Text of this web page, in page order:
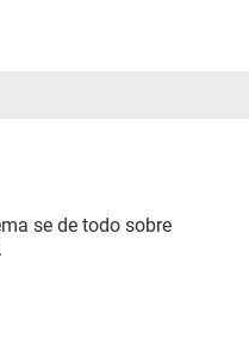
se de todo sobre